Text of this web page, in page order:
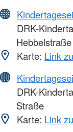
DRK-
Hebbelstraße
Karte: Link
DRK-
Straße
Karte: Link